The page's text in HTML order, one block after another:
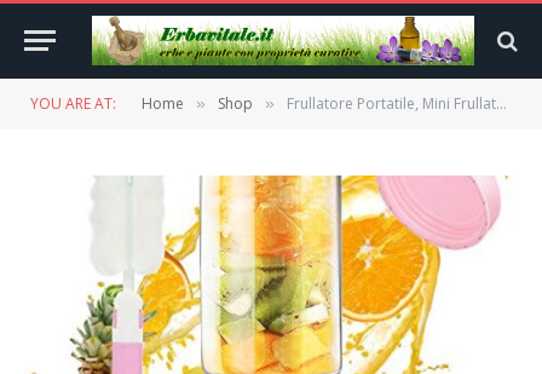
YOU ARE AT: Home » Shop » Frullatore Portatile, Mini Frullatore Multifunzionale con 6 Lame in Acciaio Inox, Miscelatore di Vetro Elettrico 450ml con USB Ricaricabile per Frullati, Frappe, Frutta e Verdura